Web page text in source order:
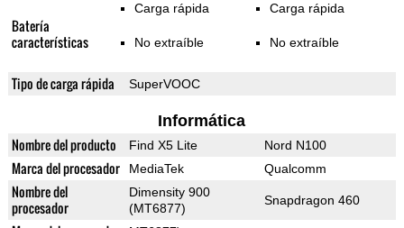
Batería
características
Carga rápida
No extraíble
Carga rápida
No extraíble
Tipo de carga rápida SuperVOOC
Informática
Nombre del producto Find X5 Lite Nord N100
Marca del procesador MediaTek Qualcomm
Nombre del
procesador
Dimensity 900
(MT6877)
Snapdragon 460